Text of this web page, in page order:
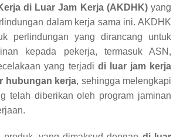
di Luar Jam Kerja (AKDHK)yang
dalam kerja sama ini. AKDHK
perlindungan yang dirancang untuk
kepada pekerja, termasuk ASN,
yang terjadi di luar jam kerja
hubungan kerja, sehingga melengkapi
telah diberikan oleh program jaminan